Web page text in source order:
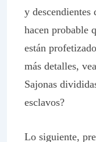
y
hacen probable
están
más detalles,
Sajonas
esclavos?
Lo siguiente,